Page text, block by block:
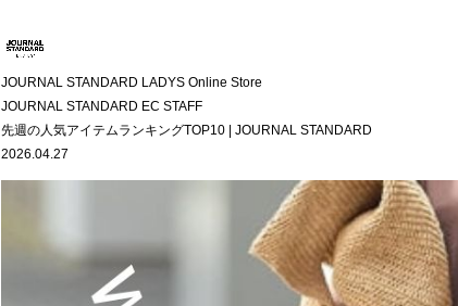
JOURNAL STANDARD LADYS Online Store
JOURNAL STANDARD EC STAFF
先週の人気アイテムランキングTOP10 | JOURNAL STANDARD
2026.04.27